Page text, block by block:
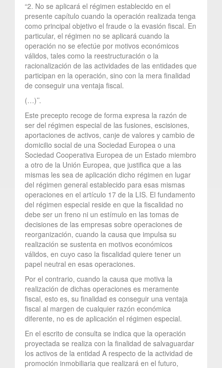
“2. No se aplicará el régimen establecido en el
presente capítulo cuando la operación realizada tenga
como principal objetivo el fraude o la evasión fiscal. En
particular, el régimen no se aplicará cuando la
operación no se efectúe por motivos económicos
válidos, tales como la reestructuración o la
racionalización de las actividades de las entidades que
participan en la operación, sino con la mera finalidad
de conseguir una ventaja fiscal.
(…)’’.
Este precepto recoge de forma expresa la razón de
ser del régimen especial de las fusiones, escisiones,
aportaciones de activos, canje de valores y cambio de
domicilio social de una Sociedad Europea o una
Sociedad Cooperativa Europea de un Estado miembro
a otro de la Unión Europea, que justifica que a las
mismas les sea de aplicación dicho régimen en lugar
del régimen general establecido para esas mismas
operaciones en el artículo 17 de la LIS. El fundamento
del régimen especial reside en que la fiscalidad no
debe ser un freno ni un estímulo en las tomas de
decisiones de las empresas sobre operaciones de
reorganización, cuando la causa que impulsa su
realización se sustenta en motivos económicos
válidos, en cuyo caso la fiscalidad quiere tener un
papel neutral en esas operaciones.
Por el contrario, cuando la causa que motiva la
realización de dichas operaciones es meramente
fiscal, esto es, su finalidad es conseguir una ventaja
fiscal al margen de cualquier razón económica
diferente, no es de aplicación el régimen especial.
En el escrito de consulta se indica que la operación
proyectada se realiza con la finalidad de salvaguardar
los activos de la entidad A respecto de la actividad de
promoción inmobiliaria que realizará en el futuro,